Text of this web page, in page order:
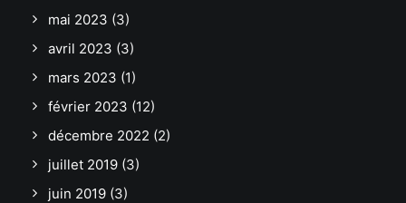
mai 2023 (3)
avril 2023 (3)
mars 2023 (1)
février 2023 (12)
décembre 2022 (2)
juillet 2019 (3)
juin 2019 (3)